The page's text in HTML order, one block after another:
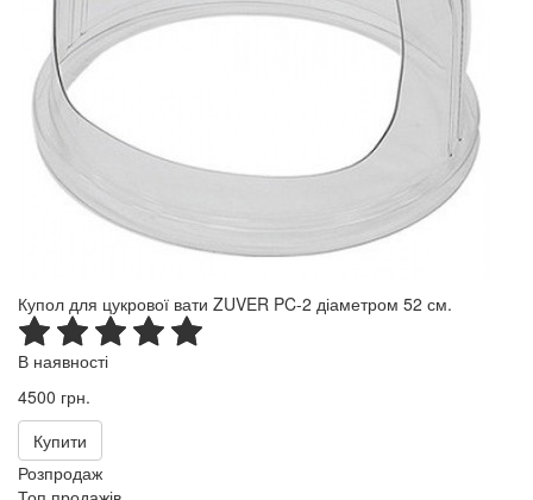
Купол для цукрової вати ZUVER PC-2 діаметром 52 см.
В наявності
4500 грн.
Купити
Розпродаж